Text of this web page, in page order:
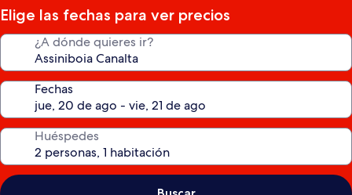
estrellas
Elige las fechas para ver precios
¿A dónde quieres ir?
Fechas
Huéspedes